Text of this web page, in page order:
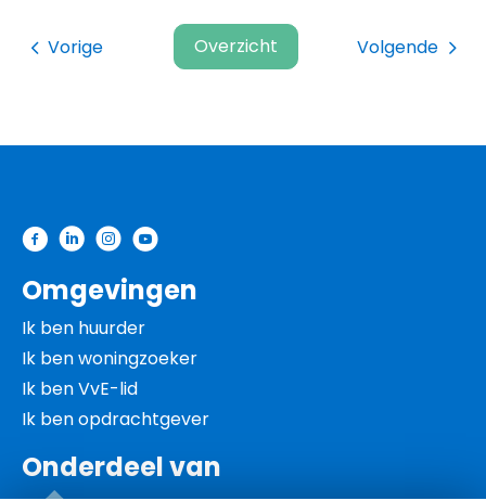
Volgende
Overzicht
Vorige
Contactinformatie
Omgevingen
Ik ben huurder
Ik ben woningzoeker
Ik ben VvE-lid
Ik ben opdrachtgever
Onderdeel van